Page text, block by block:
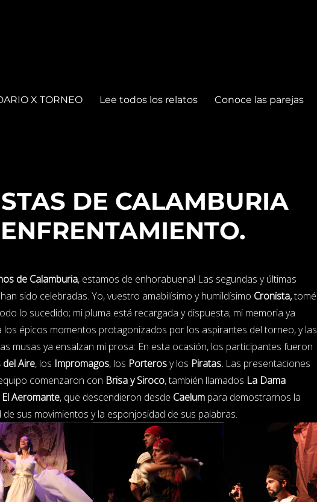
X TORNEO Lee todos los relatos Conoce las parejas
DE CALAMBURIA
de Calamburia, estamos de enhorabuena! Las segundas y últimas
sido celebradas. Yo, vuestro amabilísimo y humildísimo Cronista,tomé
lo sucedido; mi pluma está recargada y dispuesta; mi memoria ya
los épicos momentos protagonizados por los aspirantes del torneo, y las
musas ya ensalzan mi prosa: En esta ocasión, los participantes fueron
del Aire, los Impromagos, los Porterosy los Piratas. Las presentaciones
comenzaron con Brisa y Siroco, también llamados La Dama
Aeromante, que descendieron desde Caelum para demostrarnos la
de sus movimientos y la esponjosidad de sus palabras.